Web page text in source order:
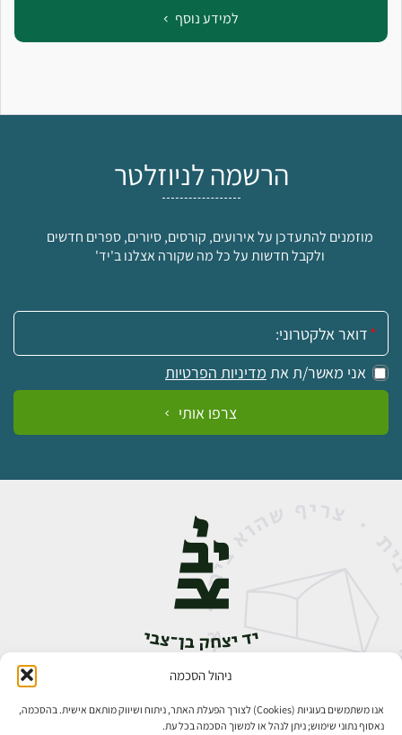
ניהול הסכמה
אנו משתמשים בעוגיות (Cookies) לצורך הפעלת האתר, ניתוח ושיווק מותאם אישית. בהסכמה,
נאסוף נתוני שימוש; ניתן לנהל או למשוך הסכמה בכל עת.
למידע נוסף
הרשמה לניוזלטר
מוזמנים להתעדכן על אירועים, קורסים, סיורים, ספרים חדשים
ולקבל חדשות על כל מה שקורה אצלנו ב'יד'
אימייל:
אני מאשר/ת את מדיניות הפרטיות
צרפו אותי
אבן גבירול 14, רחביה, ירושלים